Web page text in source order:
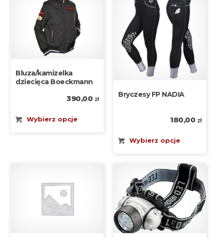
Bluza/kamizelka
dziecięca Boeckmann
390,00 zł
Wybierz opcje
Bryczesy FP NADIA
180,00 zł
Wybierz opcje